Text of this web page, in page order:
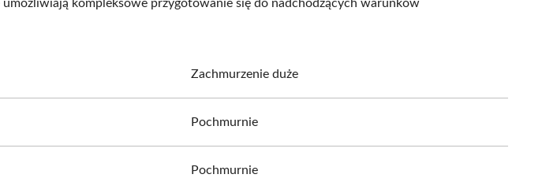
kompleksowe przygotowanie się do nadchodzących warunków
Zachmurzenie duże
Pochmurnie
Pochmurnie